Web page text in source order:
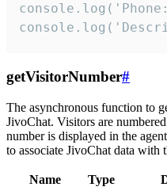
getVisitorNumber#
The asynchronous function to
JivoChat. Visitors are
number is displayed in the
to associate JivoChat data with
Name Type